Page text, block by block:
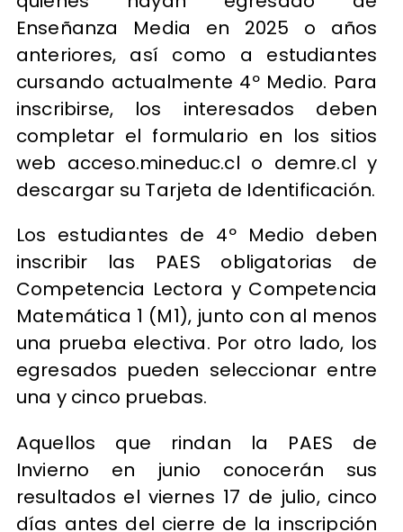
Enseñanza Media en 2025 o años
anteriores, así como a estudiantes
cursando actualmente 4º Medio. Para
inscribirse, los interesados deben
completar el formulario en los sitios
web acceso.mineduc.cl o demre.cl y
descargar su Tarjeta de Identificación.
Los estudiantes de 4º Medio deben
inscribir las PAES obligatorias de
Competencia Lectora y Competencia
Matemática 1 (M1), junto con al menos
una prueba electiva. Por otro lado, los
egresados pueden seleccionar entre
una y cinco pruebas.
Aquellos que rindan la PAES de
Invierno en junio conocerán sus
resultados el viernes 17 de julio, cinco
días antes del cierre de la inscripción